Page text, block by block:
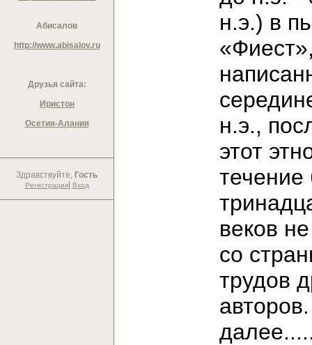
Абисалов
http://www.abisalov.ru
Друзья сайта:
Иристон
Осетия-Алания
Здравствуйте, Гость
Регистрация| Вход
н.э.) в
н.э.,
этот
течение
веков
со
трудов